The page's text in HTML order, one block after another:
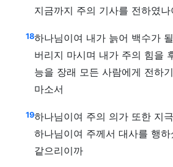
지금까지 주의 기사를 전하였나
18하나님이여 내가 늙어 백수가
버리지 마시며 내가 주의 힘을
능을 장래 모든 사람에게 전하
마소서
19하나님이여 주의 의가 또한 지
하나님이여 주께서 대사를 행
같으리이까